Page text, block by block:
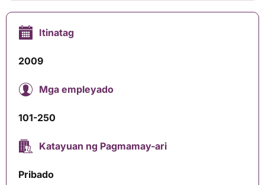
Itinatag
2009
Mga empleyado
101-250
Katayuan ng Pagmamay-ari
Pribado